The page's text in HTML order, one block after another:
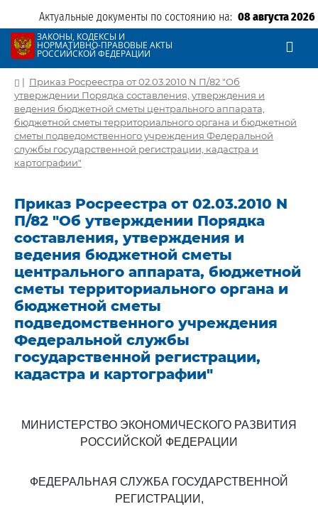
Актуальные документы по состоянию на: 08 августа 2026
ЗАКОНЫ, КОДЕКСЫ И
НОРМАТИВНО-ПРАВОВЫЕ АКТЫ
РОССИЙСКОЙ ФЕДЕРАЦИИ
| Приказ Росреестра от 02.03.2010 N П/82 "Об
утверждении Порядка составления, утверждения и
ведения бюджетной сметы центрального аппарата,
бюджетной сметы территориального органа и бюджетной
сметы подведомственного учреждения Федеральной
службы государственной регистрации, кадастра и
картографии"
Приказ Росреестра от 02.03.2010 N
П/82 "Об утверждении Порядка
составления, утверждения и
ведения бюджетной сметы
центрального аппарата, бюджетной
сметы территориального органа и
бюджетной сметы
подведомственного учреждения
Федеральной службы
государственной регистрации,
кадастра и картографии"
МИНИСТЕРСТВО ЭКОНОМИЧЕСКОГО РАЗВИТИЯ
РОССИЙСКОЙ ФЕДЕРАЦИИ
ФЕДЕРАЛЬНАЯ СЛУЖБА ГОСУДАРСТВЕННОЙ
РЕГИСТРАЦИИ,